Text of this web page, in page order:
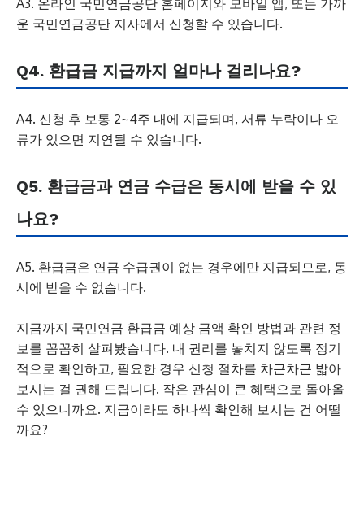
A3. 온라인 국민연금공단 홈페이지와 모바일 앱, 또는 가까
운 국민연금공단 지사에서 신청할 수 있습니다.
Q4. 환급금 지급까지 얼마나 걸리나요?
A4. 신청 후 보통 2~4주 내에 지급되며, 서류 누락이나 오
류가 있으면 지연될 수 있습니다.
Q5. 환급금과 연금 수급은 동시에 받을 수 있
나요?
A5. 환급금은 연금 수급권이 없는 경우에만 지급되므로, 동
시에 받을 수 없습니다.
지금까지 국민연금 환급금 예상 금액 확인 방법과 관련 정
보를 꼼꼼히 살펴봤습니다. 내 권리를 놓치지 않도록 정기
적으로 확인하고, 필요한 경우 신청 절차를 차근차근 밟아
보시는 걸 권해 드립니다. 작은 관심이 큰 혜택으로 돌아올
수 있으니까요. 지금이라도 하나씩 확인해 보시는 건 어떨
까요?